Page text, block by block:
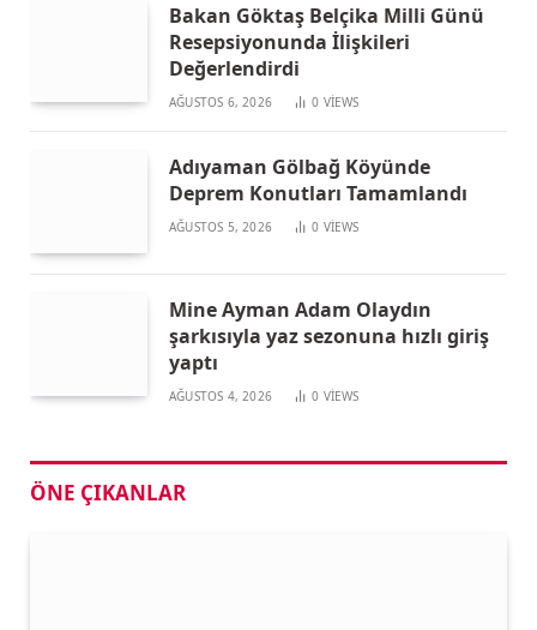
Bakan Göktaş Belçika Milli Günü
Resepsiyonunda İlişkileri
Değerlendirdi
AĞUSTOS 6, 2026 0 VIEWS
Adıyaman Gölbağ Köyünde
Deprem Konutları Tamamlandı
AĞUSTOS 5, 2026 0 VIEWS
Mine Ayman Adam Olaydın
şarkısıyla yaz sezonuna hızlı giriş
yaptı
AĞUSTOS 4, 2026 0 VIEWS
ÖNE ÇIKANLAR